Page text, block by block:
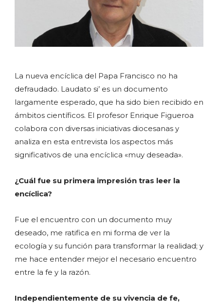
La nueva encíclica del Papa Francisco no ha
defraudado. Laudato si’ es un documento
largamente esperado, que ha sido bien recibido en
ámbitos científicos. El profesor Enrique Figueroa
colabora con diversas iniciativas diocesanas y
analiza en esta entrevista los aspectos más
significativos de una encíclica «muy deseada».
¿Cuál fue su primera impresión tras leer la
encíclica?
Fue el encuentro con un documento muy
deseado, me ratifica en mi forma de ver la
ecología y su función para transformar la realidad; y
me hace entender mejor el necesario encuentro
entre la fe y la razón.
Independientemente de su vivencia de fe,